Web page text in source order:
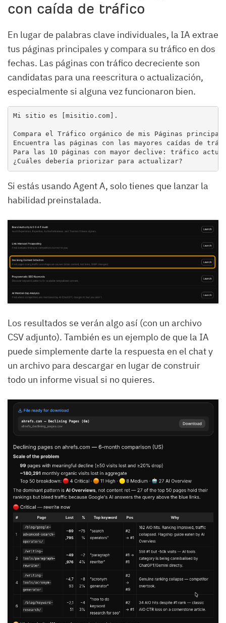
con caída de tráfico
En lugar de palabras clave individuales, la IA extrae
tus páginas principales y compara su tráfico en dos
fechas. Las páginas con tráfico decreciente son
candidatas para una reescritura o actualización,
especialmente si alguna vez funcionaron bien.
Mi sitio es [misitio.com].
Compara el Tráfico orgánico de mis Páginas
Encuentra las páginas con las mayores caídas de
Para las 10 páginas con mayor declive: tráfico
¿Cuáles debería priorizar para actualizar?
Si estás usando Agent A, solo tienes que lanzar la
habilidad preinstalada.
Los resultados se verán algo así (con un archivo
CSV adjunto). También es un ejemplo de que la IA
puede simplemente darte la respuesta en el chat y
un archivo para descargar en lugar de construir
todo un informe visual si no quieres.